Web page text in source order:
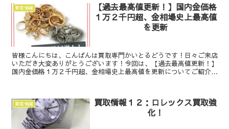
買取情報
【過去最高値更新！】国内金価格
１万２千円超、金相場史上最高値
を更新
皆様こんにちは、こんばんは買取専門かいとるどうです！日々ご来店
いただき大変ありがとうございます！今回は、【過去最高値更新！】
国内金価格１万２千円超、金相場史上最高値を更新についてご紹介い
買取情報
買取情報１２：ロレックス買取強
化！